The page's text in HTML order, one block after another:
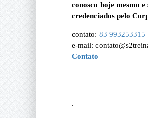
conosco hoje mesmo
credenciados pelo
contato: 83 993253315
e-mail:
Contato
.